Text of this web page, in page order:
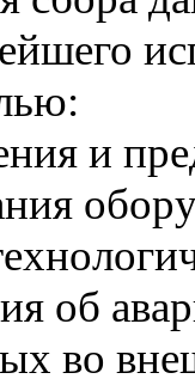
и
об
во